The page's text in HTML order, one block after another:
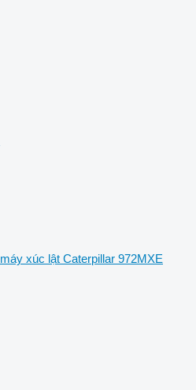
máy xúc lật Caterpillar 972MXE